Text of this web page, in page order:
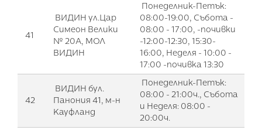
41
ВИДИН ул.Цар
Симеон Велики
№ 20А, МОЛ
ВИДИН
Понеделник-Петък:
08:00-19:00, Събота -
08:00 - 17:00, -почивки
-12:00-12:30, 15:30-
16:00, Неделя - 10:00 -
17:00 -почивка 13:30
42
ВИДИН бул.
Панония 41, м-н
Кауфланд
Понеделник-Петък:
08:00 - 21:00ч., Събота
и Неделя: 08:00 -
20:00ч.